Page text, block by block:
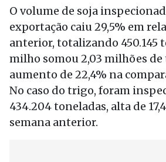
O volume de soja
exportação caiu 29,5% em
anterior, totalizando 450.145
milho somou 2,03 milhões de
aumento de 22,4% na
No caso do trigo, foram
434.204 toneladas, alta de
semana anterior.